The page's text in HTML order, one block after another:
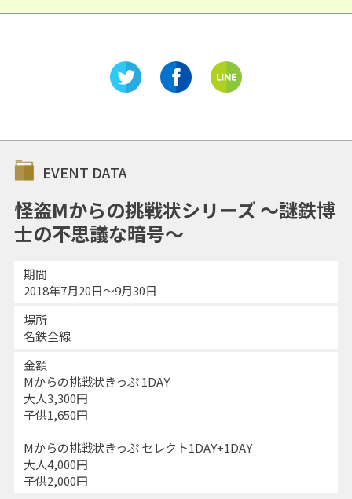
EVENT DATA
怪盗Mからの挑戦状シリーズ ～謎鉄博
士の不思議な暗号～
期間
2018年7月20日～9月30日
場所
名鉄全線
金額
Mからの挑戦状きっぷ 1DAY
大人3,300円
子供1,650円
Mからの挑戦状きっぷ セレクト1DAY+1DAY
大人4,000円
子供2,000円